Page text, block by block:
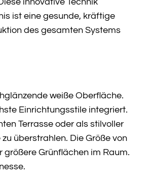
ist eine gesunde, kräftige
des gesamten Systems
weiße Oberfläche.
Einrichtungsstile integriert.
Terrasse oder als stilvoller
überstrahlen. Die Größe von
Grünflächen im Raum.